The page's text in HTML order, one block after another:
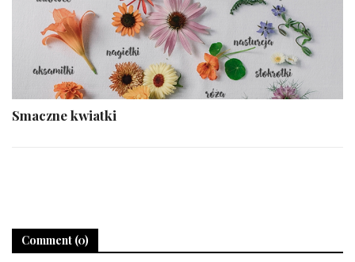
Smaczne kwiatki
Comment (0)